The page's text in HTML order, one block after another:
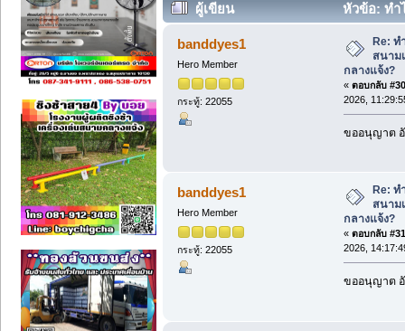
ผู้เขียน
หัวข้อ: ทำ
งานกลางแจ้ง? (อ่าน 430 ครั้ง)
banddyes1
Hero Member
กระทู้: 22055
Re: ท
สนาม
กลางแจ้ง?
« ตอบกลับ
2026,
ขออนุญาต
banddyes1
Hero Member
กระทู้: 22055
Re: ท
สนาม
กลางแจ้ง?
« ตอบกลับ
2026,
ขออนุญาต